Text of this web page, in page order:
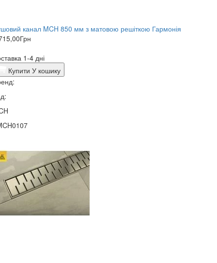
канал MCH 850 мм з матовою решіткою Гармонія
Грн
1-4 дні
Купити У кошику